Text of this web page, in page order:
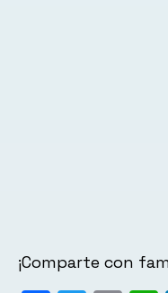
¡Comparte con